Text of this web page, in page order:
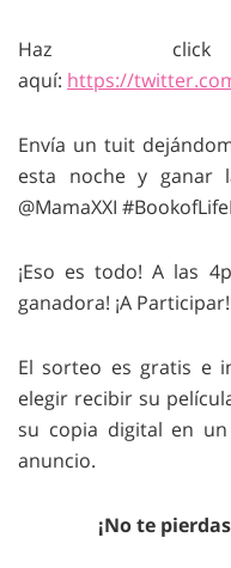
Haz
aquí: https://
Envía un tuit
esta noche y ganar
@MamaXXI
¡Eso es todo! A las
ganadora! ¡A
El sorteo es gratis e
elegir recibir su
su copia digital en
anuncio.
¡No te